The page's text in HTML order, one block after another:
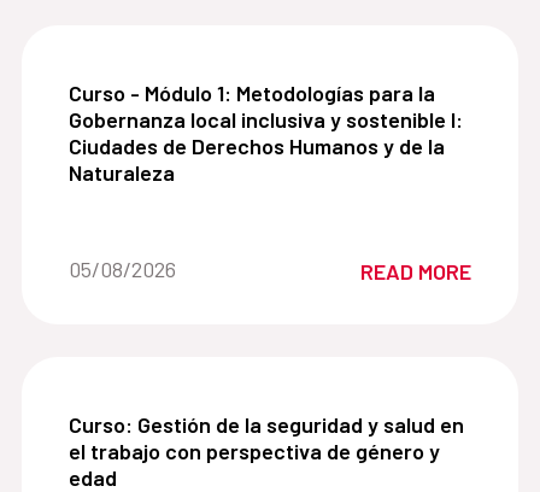
Curso - Módulo 1: Metodologías para la
Curso - Módulo 1: Metodologías para la
Gobernanza local inclusiva y sostenible I:
Ciudades de Derechos Humanos y de la
Naturaleza
Date of the news::
05/08/2026 READ MORE
Curso: Gestión de la seguridad y salud en el
Curso: Gestión de la seguridad y salud en
el trabajo con perspectiva de género y
edad